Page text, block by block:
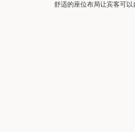
舒适的座位布局让宾客可